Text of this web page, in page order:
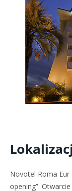
Novotel Roma
opening”.